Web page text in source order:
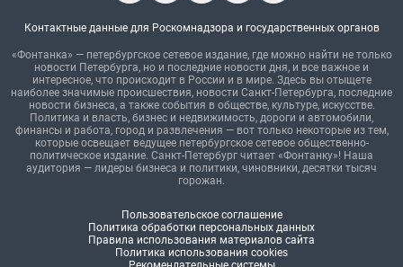
Контактные данные для Роскомнадзора и государственных органов
«Фонтанка» — петербургское сетевое издание, где можно найти не только
новости Петербурга, но и последние новости дня, и все важное и
интересное, что происходит в России и в мире. Здесь вы отыщете
наиболее значимые происшествия, новости Санкт-Петербурга, последние
новости бизнеса, а также события в обществе, культуре, искусстве.
Политика и власть, бизнес и недвижимость, дороги и автомобили,
финансы и работа, город и развлечения — вот только некоторые из тем,
которые освещает ведущее петербургское сетевое общественно-
политическое издание. Санкт-Петербург читает «Фонтанку»! Наша
аудитория — лидеры бизнеса и политики, чиновники, десятки тысяч
горожан.
Пользовательское соглашение
Политика обработки персональных данных
Правила использования материалов сайта
Политика использования cookies